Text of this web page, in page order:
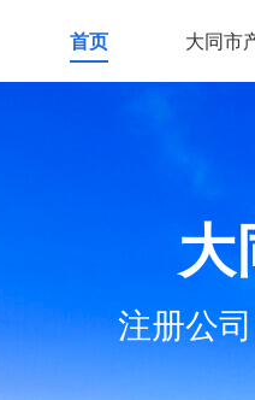
首页 大同市
大
注册公